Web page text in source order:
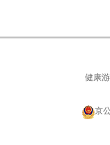
健康
京